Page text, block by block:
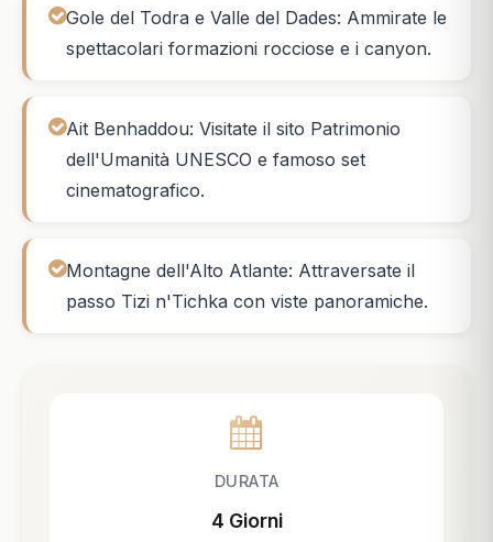
Gole del Todra e Valle del Dades: Ammirate le
spettacolari formazioni rocciose e i canyon.
Ait Benhaddou: Visitate il sito Patrimonio
dell'Umanità UNESCO e famoso set
cinematografico.
Montagne dell'Alto Atlante: Attraversate il
passo Tizi n'Tichka con viste panoramiche.
DURATA
4 Giorni